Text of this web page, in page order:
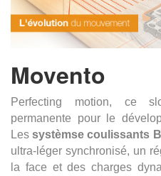
Movento
Perfecting motion, ce
permanente pour le
Lessystèmse coulissants
ultra-léger synchronisé, un
la face et des charges